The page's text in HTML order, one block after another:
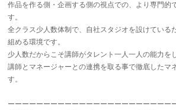
作品を作る側・企画する側の視点での、より専門的
す。
全クラス少人数体制で、自社スタジオを設けている
組める環境です。
少人数だからこそ講師がタレント一人一人の能力を
講師とマネージャーとの連携を取る事で徹底したマ
す。
ーーーーーーーーーーーーーーーーーーーーーーー